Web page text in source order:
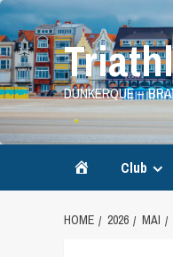
Skip
to
content
DUNKERQUE –
Accueil
Club
HOME 2026 MAI